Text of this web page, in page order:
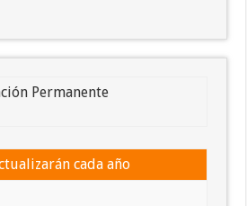
Permanente
cada año